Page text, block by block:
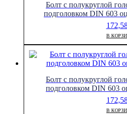
Болт с полукруглой
подголовком DIN 603
В
Болт с полукруглой
подголовком DIN 603
В